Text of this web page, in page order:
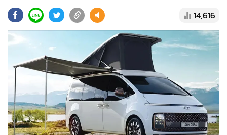
• ผู้จัดกวน
•
Good health & Well-being
Green Innovation & SD
Management & HR
MGR Live
Infographic
• การเมือง
• ท่องเที่ยว
14,616